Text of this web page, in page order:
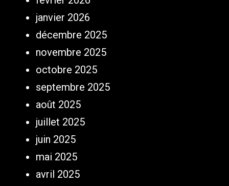
janvier 2026
décembre 2025
novembre 2025
octobre 2025
septembre 2025
août 2025
juillet 2025
juin 2025
mai 2025
avril 2025